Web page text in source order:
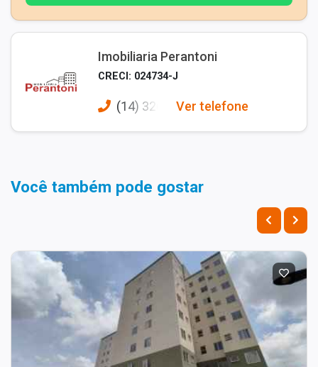
Imobiliaria Perantoni
CRECI: 024734-J
(14) 326 Ver telefone
Você também pode gostar